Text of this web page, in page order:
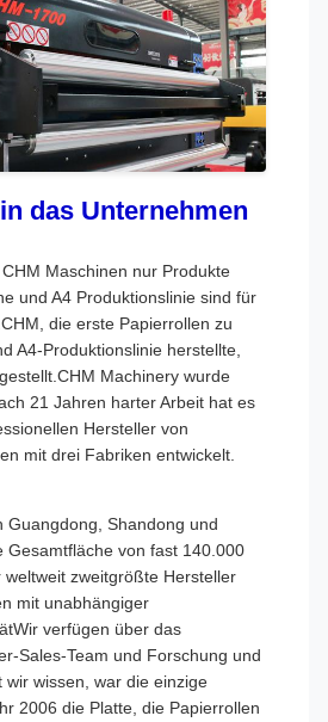
das Unternehmen
Maschinen nur Produkte
und A4 Produktionslinie sind für
die erste Papierrollen zu
A4-Produktionslinie herstellte,
Machinery wurde
21 Jahren harter Arbeit hat es
Hersteller von
mit drei Fabriken entwickelt.
Guangdong, Shandong und
Gesamtfläche von fast 140.000
zweitgrößte Hersteller
mit unabhängiger
verfügen über das
Sales-Team und Forschung und
wir wissen, war die einzige
2006 die Platte, die Papierrollen